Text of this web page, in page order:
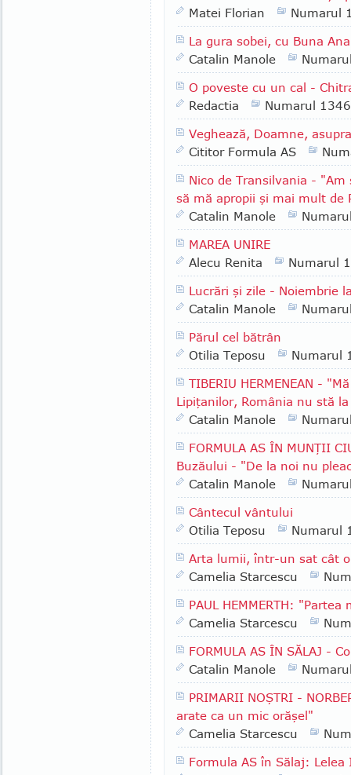
Matei Florian
Numarul
La gura sobei, cu Buna
Catalin Manole
O poveste cu un cal -
Redactia
Numarul 1346
Veghează, Doamne,
Cititor Formula AS
Nico de Transilvania -
să mă apropii şi mai mult de
Catalin Manole
MAREA UNIRE
Alecu Renita
Numarul
Lucrări şi zile - Noiembrie
Catalin Manole
Părul cel bătrân
Otilia Teposu
Numarul
TIBERIU HERMENEAN -
Lipiţanilor, România nu stă
Catalin Manole
FORMULA AS ÎN MUNŢII
Buzăului - "De la noi nu
Catalin Manole
Cântecul vântului
Otilia Teposu
Numarul
Arta lumii, într-un sat cât
Camelia Starcescu
PAUL HEMMERTH:
Camelia Starcescu
FORMULA AS ÎN SĂLAJ -
Catalin Manole
PRIMARII NOŞTRI -
arate ca un mic orăşel"
Camelia Starcescu
Formula AS în Sălaj: Lelea